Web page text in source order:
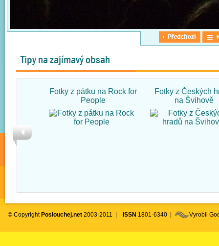
Tipy na zajímavý obsah
Fotky z pátku na Rock for
People
Fotky z Českých
na Švihově
© Copyright Poslouchej.net 2003-2011 | ISSN 1801-6340 | Vyrobil